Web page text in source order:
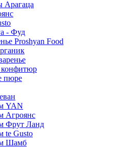
Арагаца
- Фуд
Proshyan Food
пюре
YAN
Агроянс
Фрут Ланд
te Gusto
Шамб